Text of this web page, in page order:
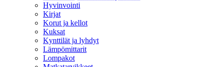
Hyvinvointi
Kirjat
Korut ja kellot
Kuksat
Kynttilät ja lyhdyt
Lämpömittarit
Lompakot